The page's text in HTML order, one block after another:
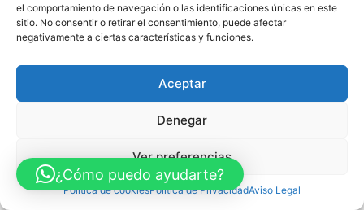
el comportamiento de navegación o las identificaciones únicas en este
sitio. No consentir o retirar el consentimiento, puede afectar
negativamente a ciertas características y funciones.
Aceptar
Denegar
Ver preferencias
Política de cookiesPolítica de PrivacidadAviso Legal
¿Cómo puedo ayudarte?